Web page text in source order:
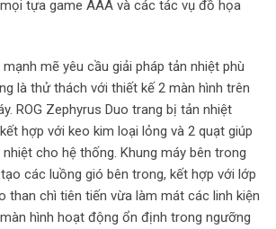
tựa game AAA và các tác vụ đồ họa
mẽ yêu cầu giải pháp tản nhiệt phù
là thử thách với thiết kế 2 màn hình trên
ROG Zephyrus Duo trang bị tản nhiệt
hợp với keo kim loại lỏng và 2 quạt giúp
cho hệ thống. Khung máy bên trong
các luồng gió bên trong, kết hợp với lớp
than chì tiên tiến vừa làm mát các linh kiện
hình hoạt động ổn định trong ngưỡng